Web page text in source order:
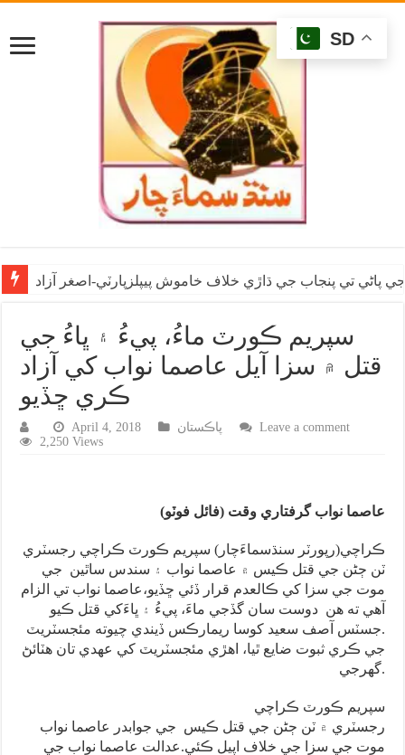
پاڻي تي پنجاب جي ڌاڙي خلاف خاموش پيپلزپارٽي-اصغر آزاد
سپريم ڪورٽ ماءُ، پيءُ ۽ ڀاءُ جي
قتل ۾ سزا آيل عاصما نواب کي آزاد
ڪري ڇڏيو
April 4, 2018 پاڪستان
Leave a comment
2,250 Views
عاصما نواب گرفتاري وقت (فائل فوٽو)
ڪراچي(رپورٽر سنڌسماءَچار) سپريم ڪورٽ ڪراچي رجسٽري
ٽن ڄڻن جي قتل ڪيس ۾ عاصما نواب ۽ سندس ساٿين جي
موت جي سزا کي ڪالعدم قرار ڏئي ڇڏيو،عاصما نواب تي الزام
آهي ته هن دوست سان گڏجي ماءَ، پيءُ ۽ ڀاءَکي قتل ڪيو
.جسٽس آصف سعيد کوسا ريمارڪس ڏيندي چيوته مئجسٽريٽ
جي ڪري ثبوت ضايع ٿيا، اهڙي مئجسٽريٽ کي عهدي تان هٽائڻ
گهرجي.
سپريم ڪورٽ ڪراچي
رجسٽري ۾ ٽن ڄڻن جي قتل ڪيس جي جوابدر عاصما نواب
موت جي سزا جي خلاف اپيل ڪئي.عدالت عاصما نواب جي
SD